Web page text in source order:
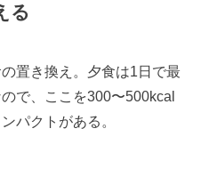
る
置き換え。夕食は1日で最
で、ここを300〜500kcal
パクトがある。